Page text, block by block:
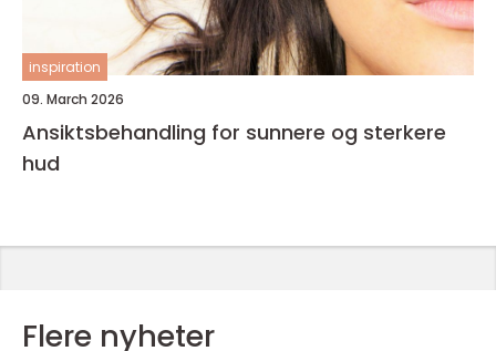
inspiration
09. March 2026
Ansiktsbehandling for sunnere og sterkere
hud
Flere nyheter